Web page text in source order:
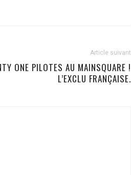
Article suivant
ONE PILOTES AU MAINSQUARE !
L’EXCLU FRANÇAISE.